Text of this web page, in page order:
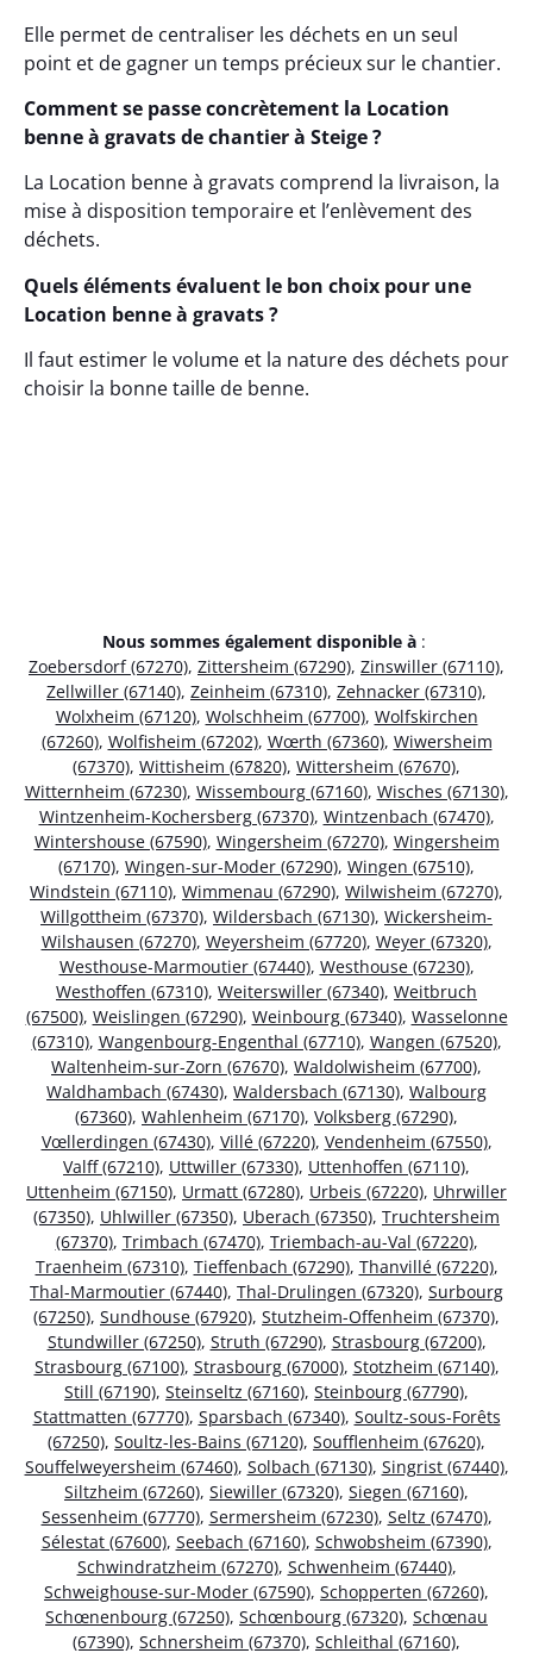
Elle permet de centraliser les déchets en un seul
point et de gagner un temps précieux sur le chantier.
Comment se passe concrètement la Location
benne à gravats de chantier à Steige ?
La Location benne à gravats comprend la livraison, la
mise à disposition temporaire et l’enlèvement des
déchets.
Quels éléments évaluent le bon choix pour une
Location benne à gravats ?
Il faut estimer le volume et la nature des déchets pour
choisir la bonne taille de benne.
Nous sommes également disponible à :
Zoebersdorf (67270), Zittersheim (67290), Zinswiller (67110),
Zellwiller (67140), Zeinheim (67310), Zehnacker (67310),
Wolxheim (67120), Wolschheim (67700), Wolfskirchen
(67260), Wolfisheim (67202), Wœrth (67360), Wiwersheim
(67370), Wittisheim (67820), Wittersheim (67670),
Witternheim (67230), Wissembourg (67160), Wisches (67130),
Wintzenheim-Kochersberg (67370), Wintzenbach (67470),
Wintershouse (67590), Wingersheim (67270), Wingersheim
(67170), Wingen-sur-Moder (67290), Wingen (67510),
Windstein (67110), Wimmenau (67290), Wilwisheim (67270),
Willgottheim (67370), Wildersbach (67130), Wickersheim-
Wilshausen (67270), Weyersheim (67720), Weyer (67320),
Westhouse-Marmoutier (67440), Westhouse (67230),
Westhoffen (67310), Weiterswiller (67340), Weitbruch
(67500), Weislingen (67290), Weinbourg (67340), Wasselonne
(67310), Wangenbourg-Engenthal (67710), Wangen (67520),
Waltenheim-sur-Zorn (67670), Waldolwisheim (67700),
Waldhambach (67430), Waldersbach (67130), Walbourg
(67360), Wahlenheim (67170), Volksberg (67290),
Vœllerdingen (67430), Villé (67220), Vendenheim (67550),
Valff (67210), Uttwiller (67330), Uttenhoffen (67110),
Uttenheim (67150), Urmatt (67280), Urbeis (67220), Uhrwiller
(67350), Uhlwiller (67350), Uberach (67350), Truchtersheim
(67370), Trimbach (67470), Triembach-au-Val (67220),
Traenheim (67310), Tieffenbach (67290), Thanvillé (67220),
Thal-Marmoutier (67440), Thal-Drulingen (67320), Surbourg
(67250), Sundhouse (67920), Stutzheim-Offenheim (67370),
Stundwiller (67250), Struth (67290), Strasbourg (67200),
Strasbourg (67100), Strasbourg (67000), Stotzheim (67140),
Still (67190), Steinseltz (67160), Steinbourg (67790),
Stattmatten (67770), Sparsbach (67340), Soultz-sous-Forêts
(67250), Soultz-les-Bains (67120), Soufflenheim (67620),
Souffelweyersheim (67460), Solbach (67130), Singrist (67440),
Siltzheim (67260), Siewiller (67320), Siegen (67160),
Sessenheim (67770), Sermersheim (67230), Seltz (67470),
Sélestat (67600), Seebach (67160), Schwobsheim (67390),
Schwindratzheim (67270), Schwenheim (67440),
Schweighouse-sur-Moder (67590), Schopperten (67260),
Schœnenbourg (67250), Schœnbourg (67320), Schœnau
(67390), Schnersheim (67370), Schleithal (67160),